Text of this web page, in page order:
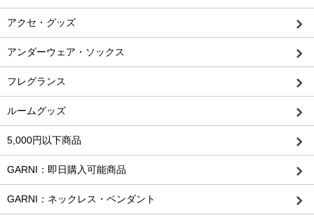
アクセ・グッズ
アンダーウェア・ソックス
フレグランス
ルームグッズ
5,000円以下商品
GARNI：即日購入可能商品
GARNI：ネックレス・ペンダント